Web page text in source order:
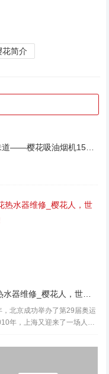
花简介
吸油烟机15年用户见证篇三
，北京成功举办了第29届奥运
年，上海又迎来了一场人类
会。 本次上海世博会...